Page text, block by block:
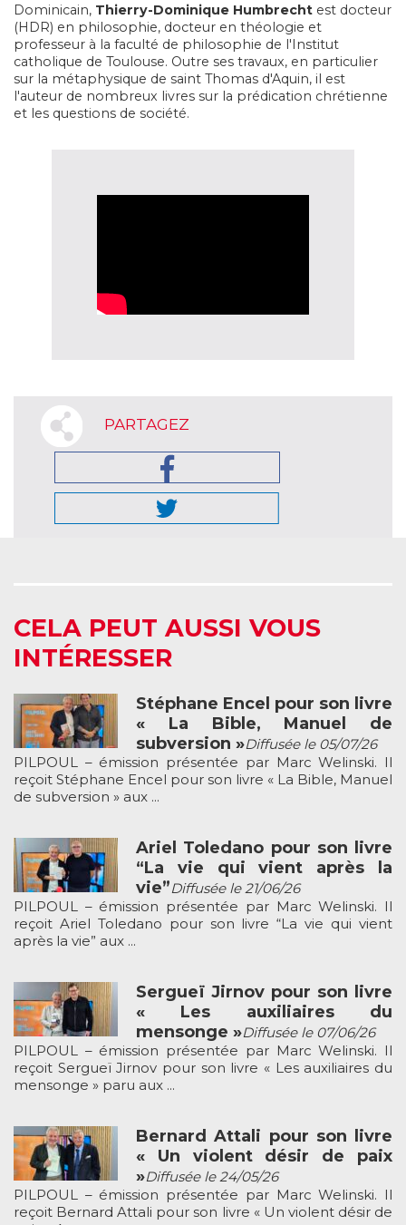
Dominicain, Thierry-Dominique Humbrecht est docteur
(HDR) en philosophie, docteur en théologie et
professeur à la faculté de philosophie de l'Institut
catholique de Toulouse. Outre ses travaux, en particulier
sur la métaphysique de saint Thomas d'Aquin, il est
l'auteur de nombreux livres sur la prédication chrétienne
et les questions de société.
PARTAGEZ
CELA PEUT AUSSI VOUS
INTÉRESSER
Stéphane Encel pour son livre
« La Bible, Manuel de
subversion »Diffusée le 05/07/26
PILPOUL – émission présentée par Marc Welinski. Il
reçoit Stéphane Encel pour son livre « La Bible, Manuel
de subversion » aux ...
Ariel Toledano pour son livre
“La vie qui vient après la
vie”Diffusée le 21/06/26
PILPOUL – émission présentée par Marc Welinski. Il
reçoit Ariel Toledano pour son livre “La vie qui vient
après la vie” aux ...
Sergueï Jirnov pour son livre
« Les auxiliaires du
mensonge »Diffusée le 07/06/26
PILPOUL – émission présentée par Marc Welinski. Il
reçoit Sergueï Jirnov pour son livre « Les auxiliaires du
mensonge » paru aux ...
Bernard Attali pour son livre
« Un violent désir de paix
»Diffusée le 24/05/26
PILPOUL – émission présentée par Marc Welinski. Il
reçoit Bernard Attali pour son livre « Un violent désir de